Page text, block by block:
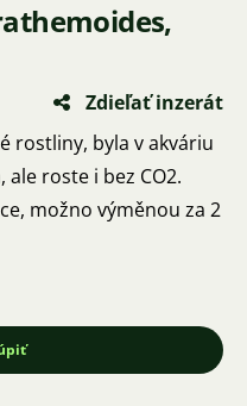
Zdieľať inzerát
rostliny, byla v akváriu
roste i bez CO2.
možno výměnou za 2